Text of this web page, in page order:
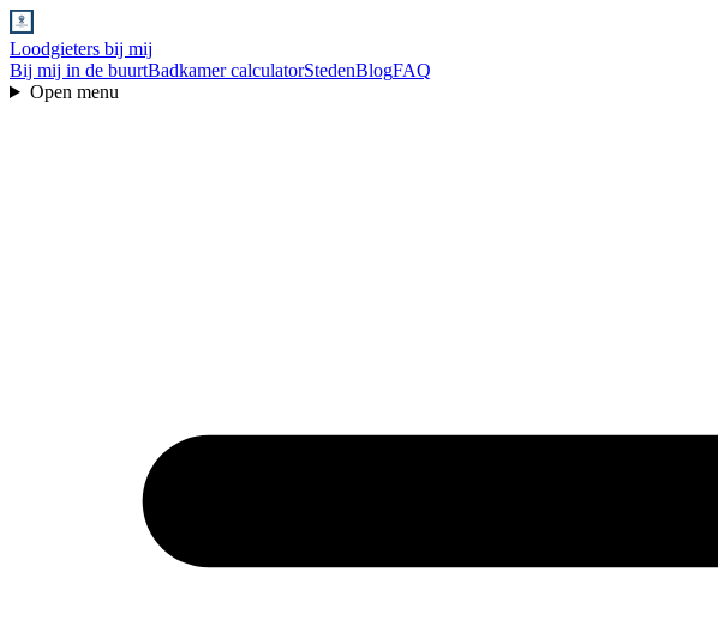
Loodgieters bij mij
Bij mij in de buurtBadkamer calculatorStedenBlogFAQ
Open menu